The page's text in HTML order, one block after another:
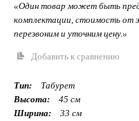
«Один товар может быть
комплектации, стоимость от
перезвоним и уточним цену.»
Добавить к сравнению
Тип:
Табурет
Высота:
45 см
Ширина:
33 см